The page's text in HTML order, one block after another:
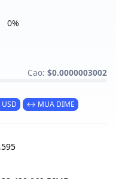
0%
Cao: $0.0000003002
↔ MUA DIME